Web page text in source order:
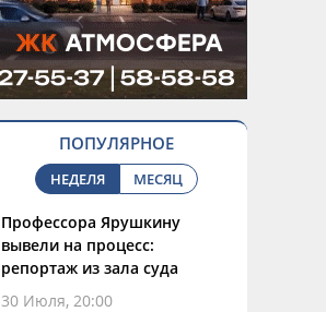
ПОПУЛЯРНОЕ
НЕДЕЛЯ МЕСЯЦ
Профессора Ярушкину
вывели на процесс:
репортаж из зала суда
30 Июля, 20:00